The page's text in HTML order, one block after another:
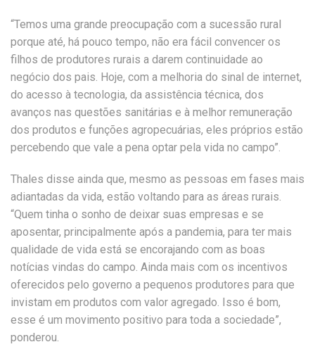
“Temos uma grande preocupação com a sucessão rural
porque até, há pouco tempo, não era fácil convencer os
filhos de produtores rurais a darem continuidade ao
negócio dos pais. Hoje, com a melhoria do sinal de internet,
do acesso à tecnologia, da assistência técnica, dos
avanços nas questões sanitárias e à melhor remuneração
dos produtos e funções agropecuárias, eles próprios estão
percebendo que vale a pena optar pela vida no campo”.
Thales disse ainda que, mesmo as pessoas em fases mais
adiantadas da vida, estão voltando para as áreas rurais.
“Quem tinha o sonho de deixar suas empresas e se
aposentar, principalmente após a pandemia, para ter mais
qualidade de vida está se encorajando com as boas
notícias vindas do campo. Ainda mais com os incentivos
oferecidos pelo governo a pequenos produtores para que
invistam em produtos com valor agregado. Isso é bom,
esse é um movimento positivo para toda a sociedade”,
ponderou.